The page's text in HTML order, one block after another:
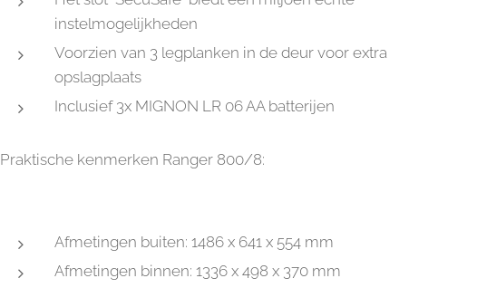
instelmogelijkheden
Voorzien van 3 legplanken in de deur voor extra
opslagplaats
Inclusief 3x MIGNON LR 06 AA batterijen
Praktische kenmerken Ranger 800/8:
Afmetingen buiten: 1486 x 641 x 554 mm
Afmetingen binnen: 1336 x 498 x 370 mm